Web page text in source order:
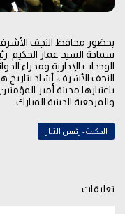
بحضور محافظ النجف
سماحة السيد عمار
الوحدات الإدارية ومدراء
النجف الأشرف، أشاد
باعتبارها مدينة أمير
والمرجعية الدينية المبارك
الحكمة- رئيس التيار
تعليقات